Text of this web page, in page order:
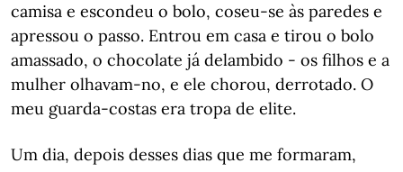
camisa e escondeu o bolo, coseu-se às paredes e
apressou o passo. Entrou em casa e tirou o bolo
amassado, o chocolate já delambido - os filhos e a
mulher olhavam-no, e ele chorou, derrotado. O
meu guarda-costas era tropa de elite.
Um dia, depois desses dias que me formaram,